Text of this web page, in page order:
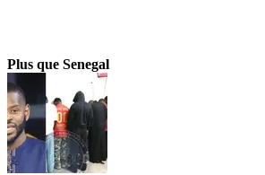
Plus que Senegal